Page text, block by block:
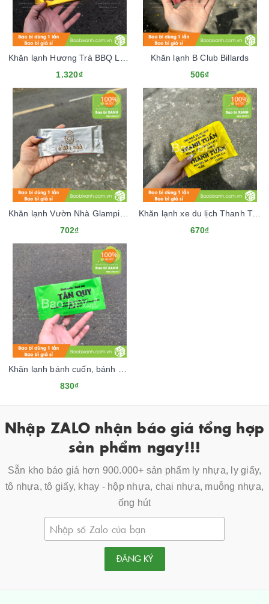
1.320₫
Khăn lạnh B Club Billards
506₫
702₫
Khăn lạnh xe du lịch Thanh Tuấn
670₫
830₫
Nhập ZALO nhận báo giá tổng hợp
sản phẩm ngay!!!
Sẵn kho báo giá hơn 900.000+ sản phẩm ly nhựa, ly giấy,
tô nhựa, tô giấy, khay - hộp nhựa, chai nhựa, muỗng nhựa,
ống hút
ĐĂNG KÝ